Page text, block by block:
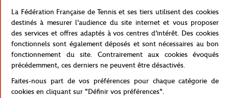
Caractéristiques
Livraison et retours
La Fédération Française de Tennis et ses tiers utilisent des cookies
destinés à mesurer l'audience du site internet et vous proposer
des services et offres adaptés à vos centres d'intérêt. Des cookies
fonctionnels sont également déposés et sont nécessaires au bon
fonctionnement du site. Contrairement aux cookies évoqués
précédemment, ces derniers ne peuvent être désactivés.
Faites-nous part de vos préférences pour chaque catégorie de
cookies en cliquant sur "Définir vos préférences".